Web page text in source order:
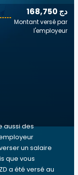
168,750 دج
Montant versé par
l'employeur
aussi des
a été versé au